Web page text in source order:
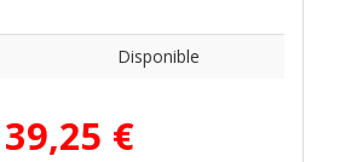
Disponible
39,25 €